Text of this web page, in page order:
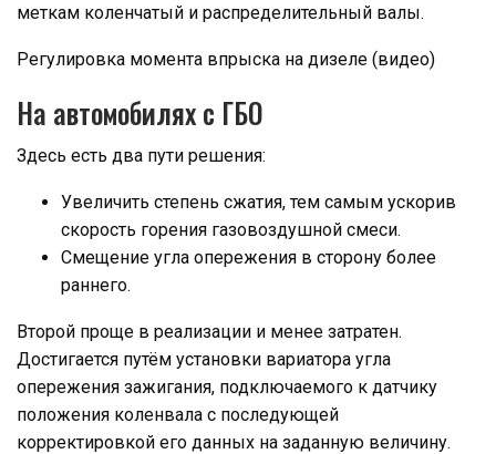
меткам коленчатый и распределительный валы.
Регулировка момента впрыска на дизеле (видео)
На автомобилях с ГБО
Здесь есть два пути решения:
Увеличить степень сжатия, тем самым ускорив
скорость горения газовоздушной смеси.
Смещение угла опережения в сторону более
раннего.
Второй проще в реализации и менее затратен.
Достигается путём установки вариатора угла
опережения зажигания, подключаемого к датчику
положения коленвала с последующей
корректировкой его данных на заданную величину.